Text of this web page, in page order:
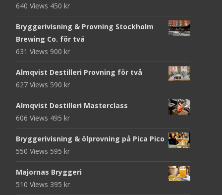
640 Views 450 kr
Bryggerivisning & Provning Stockholm
Brewing Co. för två
631 Views 900 kr
Almqvist Destilleri Provning för två
627 Views 590 kr
Almqvist Destilleri Masterclass
606 Views 495 kr
Bryggerivisning & ölprovning på Pica Pico
550 Views 595 kr
Majornas Bryggeri
510 Views 395 kr